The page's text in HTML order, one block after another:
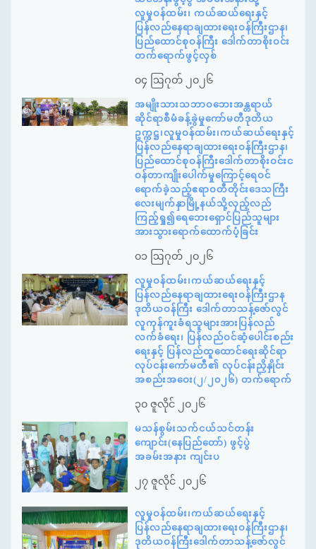
လူမှုဝန်ထမ်း၊ ကယ်ဆယ်ရေးနှင့်
ပြန်လည်နေရာချထားရေးဝန်ကြီးဌာန၊
ပြည်ထောင်စုဝန်ကြီး ဒေါက်တာစိုးဝင်း
တက်ရောက်ဖွင့်လှစ်
၀၄ ဩဂုတ် ၂၀၂၆
အမျိုးသားသဘာဝဘေးအန္တရာယ်
ဆိုင်ရာစီမံခန့်ခွဲမှုကော်မတီဒုတိယ
ဥက္ကဋ္ဌ၊လူမှုဝန်ထမ်း၊ကယ်ဆယ်ရေးနှင့်
ပြန်လည်နေရာချထားရေးဝန်ကြီးဌာန၊
ပြည်ထောင်စုဝန်ကြီးဒေါက်တာစိုးဝင်းင
ဝန်တာကျိုးပေါက်မှုကြောင့်ရေဝင်
ရောက်ခဲ့သည့်ဧရာဝတီတိုင်းဒေသကြီး
လေးမျက်နှာမြို့နယ်သို့လှည့်လည်
ကြည့်ရှု၍ရေဘေးရှောင်ပြည်သူများ
အားသွားရောက်ထောက်ပံ့ခြင်း
၀၁ ဩဂုတ် ၂၀၂၆
လူမှုဝန်ထမ်း၊ကယ်ဆယ်ရေးနှင့်
ပြန်လည်နေရာချထားရေးဝန်ကြီးဌာန
ဒုတိယဝန်ကြီး ဒေါက်တာသန့်ဇော်လွင်
လူကုန်ကူးခံရသူများအားပြန်လည်
လက်ခံရေး၊ ပြန်လည်ဝင်ဆံ့ပေါင်းစည်း
ရေးနှင့် ပြန်လည်ထူထောင်ရေးဆိုင်ရာ
လုပ်ငန်းကော်မတီ၏ လုပ်ငန်းညှိနှိုင်း
အစည်းအဝေး(၂/၂၀၂၆) တက်ရောက်
၃၀ ဇူလိုင် ၂၀၂၆
မသန်စွမ်းသက်ငယ်သင်တန်း
ကျောင်း(နေပြည်တော်) ဖွင့်ပွဲ
အခမ်းအနား ကျင်းပ
၂၇ ဇူလိုင် ၂၀၂၆
လူမှုဝန်ထမ်း၊ကယ်ဆယ်ရေးနှင့်
ပြန်လည်နေရာချထားရေးဝန်ကြီးဌာန၊
ဒုတိယဝန်ကြီးဒေါက်တာသန့်ဇော်လွင်